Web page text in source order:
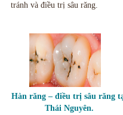
tránh và điều trị sâu răng.
Hàn răng – điều trị sâu răng
Thái Nguyên.